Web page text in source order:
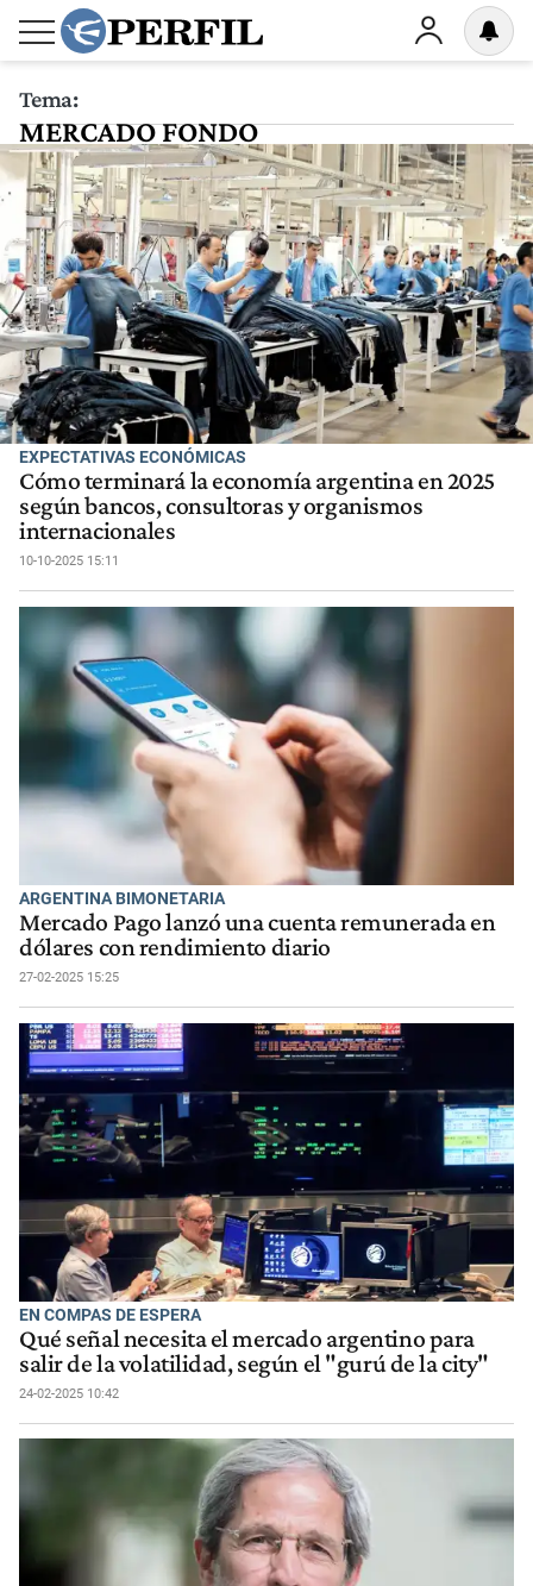
Tema:
MERCADO FONDO
EXPECTATIVAS ECONÓMICAS
Cómo terminará la economía argentina en 2025
según bancos, consultoras y organismos
internacionales
10-10-2025 15:11
ARGENTINA BIMONETARIA
Mercado Pago lanzó una cuenta remunerada en
dólares con rendimiento diario
27-02-2025 15:25
EN COMPAS DE ESPERA
Qué señal necesita el mercado argentino para
salir de la volatilidad, según el "gurú de la city"
24-02-2025 10:42